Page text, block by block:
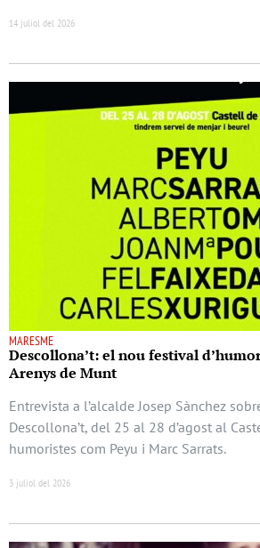
14 juliol del 2026
MARESME
Descollona’t: el nou festival
Arenys de Munt
Entrevista a l’alcalde Josep Sànchez
Descollona’t, del 25 al 28 d’agost al
humoristes com Peyu i Marc Sarrats.
3 juliol del 2026